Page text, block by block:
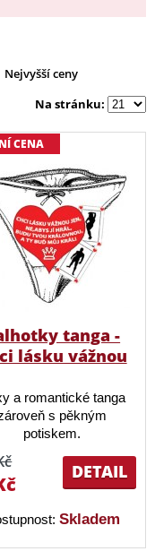
Nejvyšší ceny
Na stránku:
CENA
tanga -
lásku vážnou
a romantické tanga
s pěkným
potiskem.
DETAIL
Skladem